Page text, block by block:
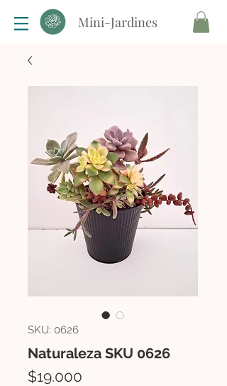
Mini-Jardines
SKU: 0626
Naturaleza SKU 0626
$19.000